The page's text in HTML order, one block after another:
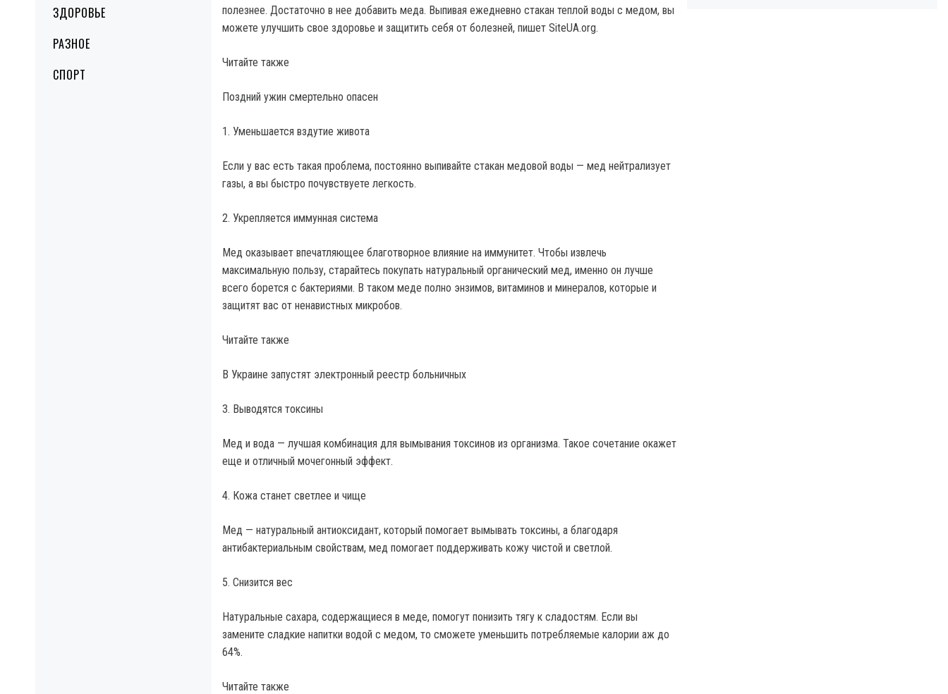
ЗДОРОВЬЕ
РАЗНОЕ
СПОРТ
полезнее. Достаточно в нее добавить меда. Выпивая ежедневно стакан теплой воды с медом, вы
можете улучшить свое здоровье и защитить себя от болезней, пишет SiteUA.org.
Читайте также
Поздний ужин смертельно опасен
1. Уменьшается вздутие живота
Если у вас есть такая проблема, постоянно выпивайте стакан медовой воды — мед нейтрализует
газы, а вы быстро почувствуете легкость.
2. Укрепляется иммунная система
Мед оказывает впечатляющее благотворное влияние на иммунитет. Чтобы извлечь
максимальную пользу, старайтесь покупать натуральный органический мед, именно он лучше
всего борется с бактериями. В таком меде полно энзимов, витаминов и минералов, которые и
защитят вас от ненавистных микробов.
Читайте также
В Украине запустят электронный реестр больничных
3. Выводятся токсины
Мед и вода — лучшая комбинация для вымывания токсинов из организма. Такое сочетание окажет
еще и отличный мочегонный эффект.
4. Кожа станет светлее и чище
Мед — натуральный антиоксидант, который помогает вымывать токсины, а благодаря
антибактериальным свойствам, мед помогает поддерживать кожу чистой и светлой.
5. Снизится вес
Натуральные сахара, содержащиеся в меде, помогут понизить тягу к сладостям. Если вы
замените сладкие напитки водой с медом, то сможете уменьшить потребляемые калории аж до
64%.
Читайте также